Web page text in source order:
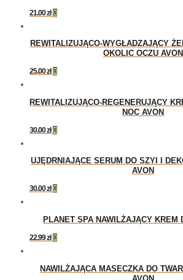
21.00zł 
REWITALIZUJĄCO-WYGŁADZAJĄCY
OKOLIC OCZU AVON
25.00zł 
REWITALIZUJĄCO-REGENERUJĄCY
NOC AVON
30.00zł 
UJĘDRNIAJĄCE SERUM DO SZYI I
AVON
30.00zł 
PLANET SPA NAWILŻAJĄCY KREM
22.99zł 
NAWILŻAJĄCA MASECZKA DO